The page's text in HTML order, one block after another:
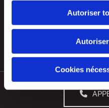
Autoriser
Cookies